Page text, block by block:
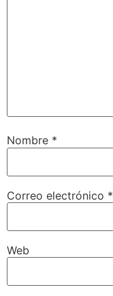
Nombre *
Correo electrónico *
Web